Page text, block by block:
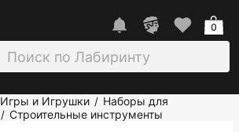
0
Игры и Игрушки / Наборы для
/ Строительные инструменты